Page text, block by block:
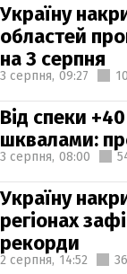
Україну
областей
на 3 серпня
3 серпня, 09:27
Від спеки
шквалами:
3 серпня, 08:00
Україну
регіонах
рекорди
2 серпня, 14:52